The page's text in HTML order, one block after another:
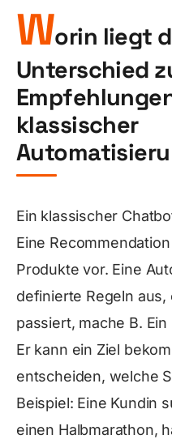
Worin liegt
Unterschied
klassischer
Ein klassischer
Eine
Produkte vor. Eine
definierte Regeln aus,
passiert, mache B.
Er kann ein Ziel
entscheiden, welche
Beispiel: Eine Kundin
einen Halbmarathon,